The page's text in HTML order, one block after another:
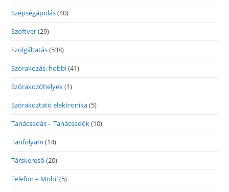
Szépségápolás(40)
Szoftver(29)
Szolgáltatás(538)
Szórakozás, hobbi(41)
Szórakozóhelyek(1)
Szórakoztató elektronika(5)
Tanácsadás – Tanácsadók(10)
Tanfolyam (14)
Társkereső (20)
Telefon – Mobil(5)